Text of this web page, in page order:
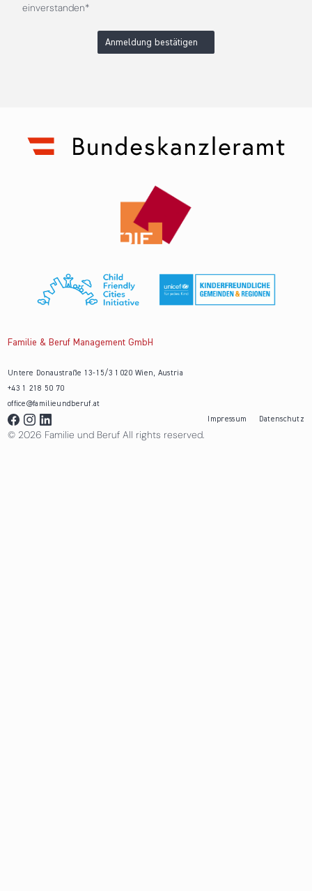
einverstanden*
Anmeldung bestätigen
Familie & Beruf Management GmbH
Untere Donaustraße 13-15/3 1020 Wien, Austria
+43 1 218 50 70
office@familieundberuf.at
Impressum
Datenschutz
© 2026 Familie und Beruf All rights reserved.